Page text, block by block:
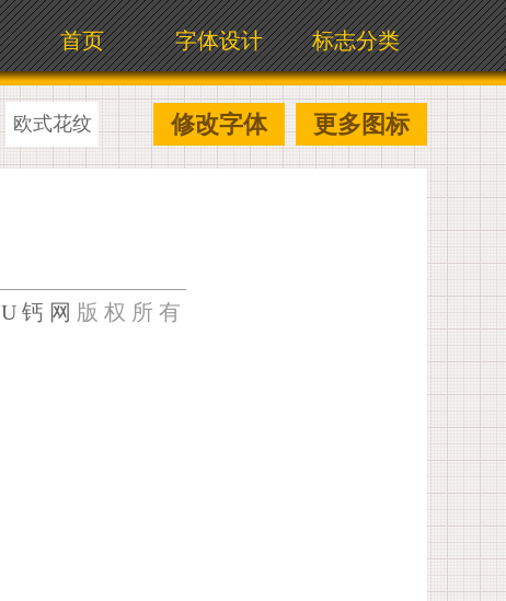
标志分类
字体设计
首页
欧式花纹 更多图标
修改字体
U钙网 版权所有